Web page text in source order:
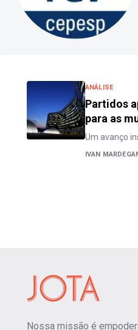
ANÁLISE
Partidos
para as
Um avanço
IVAN
Nossa missão é